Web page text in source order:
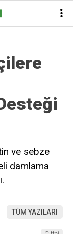
ve sebze
damlama
TÜM YAZILARI